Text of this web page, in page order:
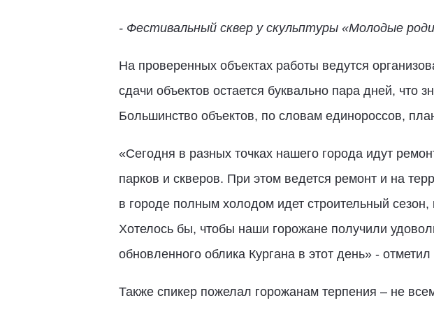
- Фестивальный сквер у скульптуры «Молодые
На проверенных объектах работы ведутся
сдачи объектов остается буквально пара дней, что
Большинство объектов, по словам единороссов,
«Сегодня в разных точках нашего города идут
парков и скверов. При этом ведется ремонт и на
в городе полным холодом идет строительный
Хотелось бы, чтобы наши горожане получили
обновленного облика Кургана в этот день» -
Также спикер пожелал горожанам терпения – не